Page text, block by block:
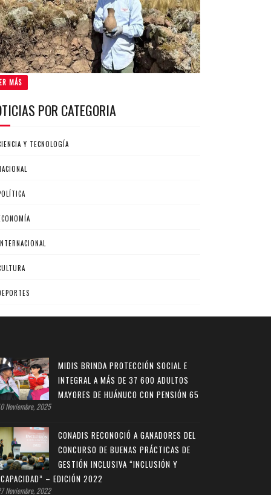
MÁS
POR CATEGORIA
Y TECNOLOGÍA
MIDIS BRINDA PROTECCIÓN SOCIAL E
INTEGRAL A MÁS DE 37 600 ADULTOS
MAYORES DE HUÁNUCO CON PENSIÓN 65
Noviembre, 2025
CONADIS RECONOCIÓ A GANADORES DEL
CONCURSO DE BUENAS PRÁCTICAS DE
GESTIÓN INCLUSIVA “INCLUSIÓN Y
– EDICIÓN 2022
Noviembre, 2022